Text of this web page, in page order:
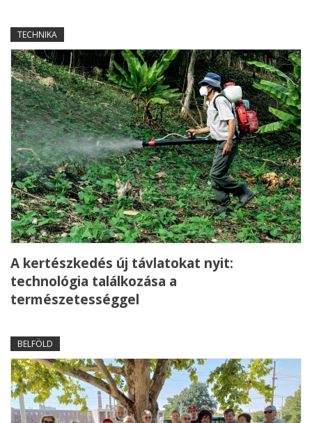
TECHNIKA
A kertészkedés új távlatokat nyit:
technológia találkozása a
természetességgel
BELFÖLD